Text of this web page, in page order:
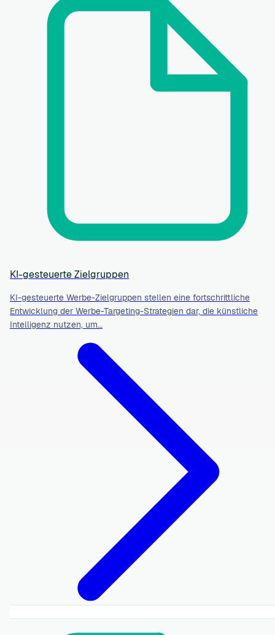
KI-gesteuerte Zielgruppen
KI-gesteuerte Werbe-Zielgruppen stellen eine fortschrittliche
Entwicklung der Werbe-Targeting-Strategien dar, die künstliche
Intelligenz nutzen, um…